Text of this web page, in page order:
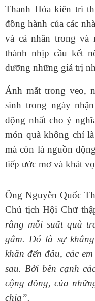
Thanh Hóa kiên trì
đồng hành của các
và cá nhân trong và
thành nhịp cầu kết
dưỡng những giá trị
Ánh mắt trong veo,
sinh trong ngày
động nhất cho ý
món quà không chỉ
mà còn là nguồn
tiếp ước mơ và khát
Ông Nguyễn Quốc
Chủ tịch Hội Chữ
rằng mỗi suất quà
gắm. Đó là sự
khăn đến đâu, các
sau. Bởi bên cạnh
cộng đồng, của
chia”.